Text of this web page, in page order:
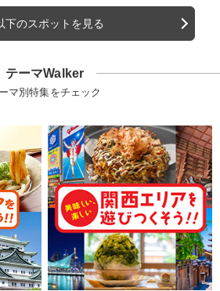
下のスポットを見る
テーマWalker
マ別特集をチェック